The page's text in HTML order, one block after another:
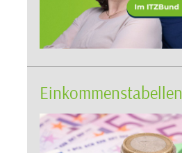
Einkommenstabellen